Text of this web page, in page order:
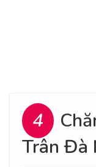
4
Trân Đà